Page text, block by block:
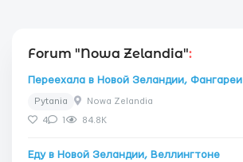
Forum "Nowa Zelandia":
Переехала в Новой Зеландии, Фангареи
Pytania Nowa Zelandia
4 1 84.8K
Еду в Новой Зеландии, Веллингтоне